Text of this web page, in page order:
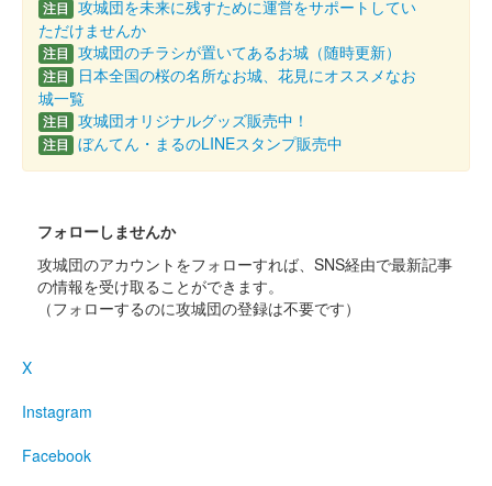
箕輪城 登城記念証
販売終了
15枚限定
箕輪城 御城印
販売終了
令和6年9月8日に開催された御城印合戦in福知山のいわつき武者
の倉〜関東友城出展プロジェクト〜のブースにて販売された御城
箕輪城 御城印
注目 攻城団を未来に残すために運営をサポートしてい
ただけませんか
注目 攻城団のチラシが置いてあるお城（随時更新）
注目
日本全国の桜の名所なお城、花見にオススメなお
城一覧
注目 攻城団オリジナルグッズ販売中！
注目 ぼんてん・まるのLINEスタンプ販売中
フォローしませんか
攻城団のアカウントをフォローすれば、SNS経由で最新記事
の情報を受け取ることができます。
（フォローするのに攻城団の登録は不要です）
X
Instagram
Facebook